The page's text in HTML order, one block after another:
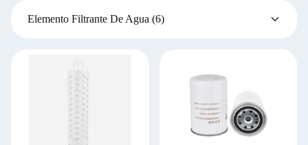
Elemento Filtrante De Agua (6)